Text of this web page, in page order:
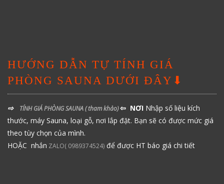
HƯỚNG DẪN TỰ TÍNH GIÁ
PHÒNG SAUNA DƯỚI ĐÂY⬇
⇨ TÍNH GIÁ PHÒNG SAUNA( tham khảo)⇦ NƠI Nhập số liệu kích
thước, máy Sauna, loại gỗ, nơi lắp đặt. Bạn sẽ có được mức giá
theo tùy chọn của mình.
HOẶC nhắn ZALO( 0989374524) để được HT báo giá chi tiết